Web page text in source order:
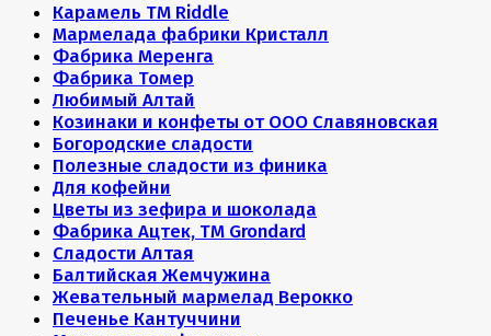
Карамель ТМ Riddle
Мармелада фабрики Кристалл
Фабрика Меренга
Фабрика Томер
Любимый Алтай
Козинаки и конфеты от ООО Славяновская
Богородские сладости
Полезные сладости из финика
Для кофейни
Цветы из зефира и шоколада
Фабрика Ацтек, ТМ Grondard
Сладости Алтая
Балтийская Жемчужина
Жевательный мармелад Верокко
Печенье Кантуччини